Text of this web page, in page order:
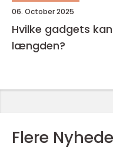
06. October 2025
Hvilke gadgets
længden?
Flere